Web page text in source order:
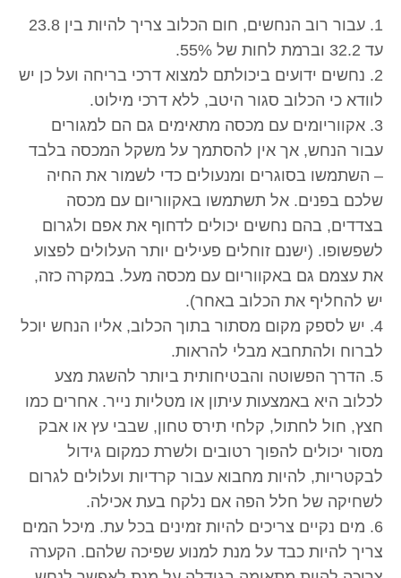
1. עבור רוב הנחשים, חום הכלוב צריך להיות בין 23.8
עד 32.2 וברמת לחות של 55%.
2. נחשים ידועים ביכולתם למצוא דרכי בריחה ועל כן יש
לוודא כי הכלוב סגור היטב, ללא דרכי מילוט.
3. אקווריומים עם מכסה מתאימים גם הם למגורים
עבור הנחש, אך אין להסתמך על משקל המכסה בלבד
– השתמשו בסוגרים ומנעולים כדי לשמור את החיה
שלכם בפנים. אל תשתמשו באקווריום עם מכסה
בצדדים, בהם נחשים יכולים לדחוף את אפם ולגרום
לשפשופו. (ישנם זוחלים פעילים יותר העלולים לפצוע
את עצמם גם באקווריום עם מכסה מעל. במקרה כזה,
יש להחליף את הכלוב באחר).
4. יש לספק מקום מסתור בתוך הכלוב, אליו הנחש יוכל
לברוח ולהתחבא מבלי להראות.
5. הדרך הפשוטה והבטיחותית ביותר להשגת מצע
לכלוב היא באמצעות עיתון או מטליות נייר. אחרים כמו
חצץ, חול לחתול, קלחי תירס טחון, שבבי עץ או אבק
מסור יכולים להפוך רטובים ולשרת כמקום גידול
לבקטריות, להיות מחבוא עבור קרדיות ועלולים לגרום
לשחיקה של חלל הפה אם נלקח בעת אכילה.
6. מים נקיים צריכים להיות זמינים בכל עת. מיכל המים
צריך להיות כבד על מנת למנוע שפיכה שלהם. הקערה